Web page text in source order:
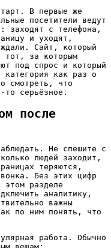
В первые же
посетители ведут
заходят с телефона,
и уходят,
Сайт, который
тот, за которым
под спрос и который
категория как раз о
смотреть, что
то серьёзное.
после
Не спешите с
людей заходит,
теряются,
Без этих цифр
разделе
аналитику,
важны
по ним понять, что
работа. Обычно